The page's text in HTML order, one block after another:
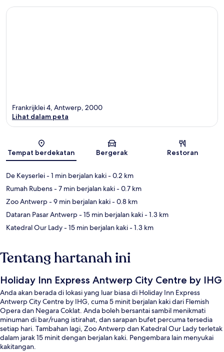
Peta
Frankrijklei 4, Antwerp, 2000
Lihat dalam peta
Tempat berdekatan Bergerak Restoran
De Keyserlei- 1 min berjalan kaki- 0.2 km
Rumah Rubens- 7 min berjalan kaki- 0.7 km
Zoo Antwerp- 9 min berjalan kaki- 0.8 km
Dataran Pasar Antwerp- 15 min berjalan kaki- 1.3 km
Katedral Our Lady- 15 min berjalan kaki- 1.3 km
Tentang hartanah ini
Holiday Inn Express Antwerp City Centre by IHG
Anda akan berada di lokasi yang luar biasa di Holiday Inn Express
Antwerp City Centre by IHG, cuma 5 minit berjalan kaki dari Flemish
Opera dan Negara Coklat. Anda boleh bersantai sambil menikmati
minuman di bar/ruang istirahat, dan sarapan bufet percuma tersedia
setiap hari. Tambahan lagi, Zoo Antwerp dan Katedral Our Lady terletak
dalam jarak 15 minit dengan berjalan kaki. Pengembara lain menyukai
kakitangan.